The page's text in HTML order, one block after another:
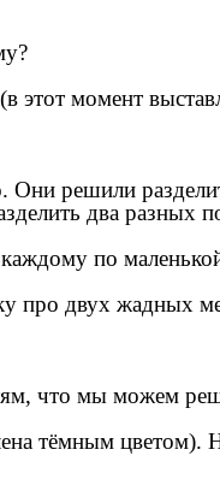
этот момент
Они решили
два разных
по
про двух жадных
что мы можем
тёмным